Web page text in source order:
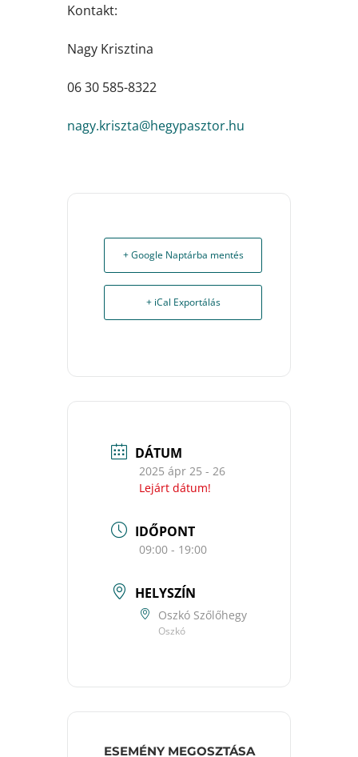
Kontakt:
Nagy Krisztina
06 30 585-8322
uh.rotzsapygeh@atzsirk.ygan
+ Google Naptárba mentés
+ iCal Exportálás
DÁTUM
2025 ápr 25 - 26
Lejárt dátum!
IDŐPONT
09:00 - 19:00
HELYSZÍN
Oszkó Szőlőhegy
Oszkó
ESEMÉNY MEGOSZTÁSA